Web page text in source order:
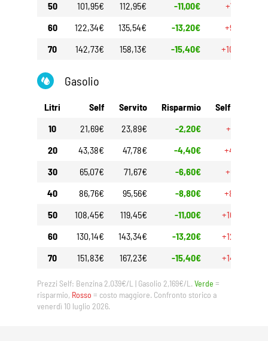
50 101,95€ 112,95€ -11,00€
+7,50€
60
122,34€ 135,54€ -13,20€
+9,00€
70
142,73€ 158,13€ -15,40€ +10,50€
Gasolio
Litri Self Servito Risparmio Self 30gg
10
21,69€ 23,89€ -2,20€
+2,10€
20
43,38€ 47,78€ -4,40€
+4,20€
30
65,07€ 71,67€ -6,60€
+6,30€
40
86,76€ 95,56€ -8,80€
+8,40€
50
108,45€ 119,45€ -11,00€
+10,50€
60
130,14€ 143,34€ -13,20€
+12,60€
70
151,83€ 167,23€ -15,40€ +14,70€
Prezzi Self: Benzina 2,039€/L | Gasolio 2,169€/L. Verde =
risparmio, Rosso = costo maggiore. Confronto storico a
venerdì 10 luglio 2026.